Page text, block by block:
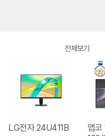
전체보기
LG전자 24U411B
앱코